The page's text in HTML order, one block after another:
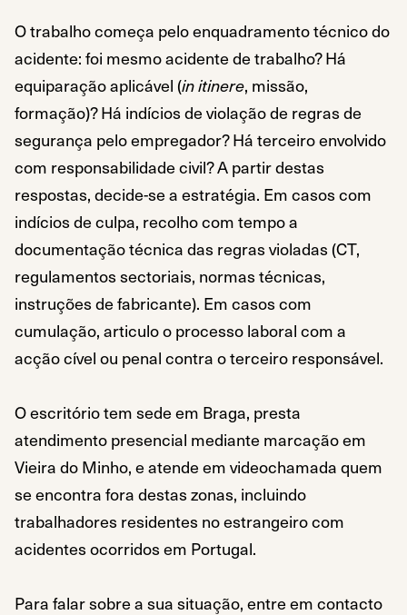
O trabalho começa pelo enquadramento técnico do
acidente: foi mesmo acidente de trabalho? Há
equiparação aplicável (in itinere, missão,
formação)? Há indícios de violação de regras de
segurança pelo empregador? Há terceiro envolvido
com responsabilidade civil? A partir destas
respostas, decide-se a estratégia. Em casos com
indícios de culpa, recolho com tempo a
documentação técnica das regras violadas (CT,
regulamentos sectoriais, normas técnicas,
instruções de fabricante). Em casos com
cumulação, articulo o processo laboral com a
acção cível ou penal contra o terceiro responsável.
O escritório tem sede em Braga, presta
atendimento presencial mediante marcação em
Vieira do Minho, e atende em videochamada quem
se encontra fora destas zonas, incluindo
trabalhadores residentes no estrangeiro com
acidentes ocorridos em Portugal.
Para falar sobre a sua situação, entre em contacto